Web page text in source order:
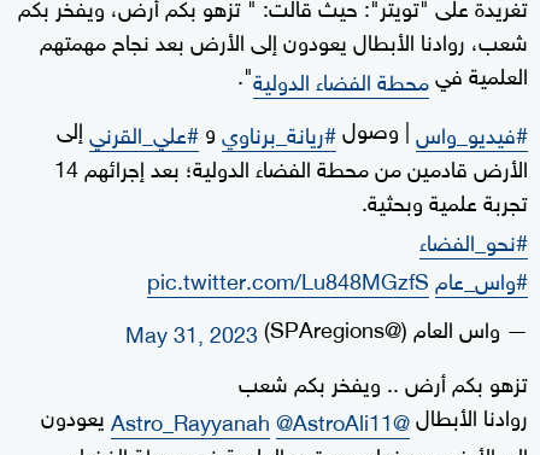
شعب، روادنا الأبطال يعودون إلى الأرض بعد نجاح مهمتهم
العلمية فيمحطة الفضاء الدولية".
#فيديو_واس⁩ | وصول#ريانة_برناويو#علي_القرنيإلى
الأرض قادمين من محطة الفضاء الدولية؛ بعد إجرائهم 14
تجربة علمية وبحثية.
#نحو_الفضاء
#واس_عامpic.twitter.com/Lu848MGzfS
— واس العام (@SPAregions)
May 31, 2023
تزهو بكم أرض .. ويفخر بكم شعب
روادنا الأبطال@Astro_Rayyanah
@AstroAli11
يعودون